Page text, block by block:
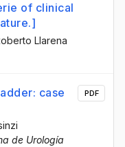
of clinical
Llarena
case
de Urología
PDF